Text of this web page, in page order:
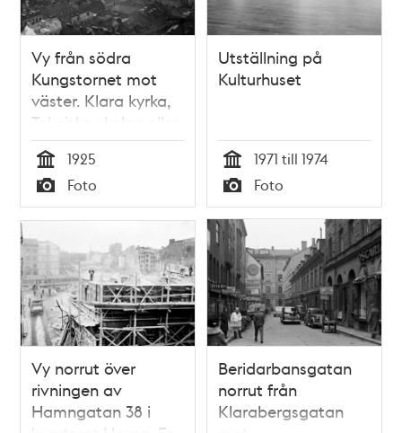
Vy från södra
Kungstornet mot
väster. Klara kyrka,
Tekniska skolan eller
Konstfackskolan på
Mäster
Samuelsgatan 44
och Stadshuset. I
och Högalidskyrkan.
Tid
1925
Typ
Foto
Utställning på
Kulturhuset
Tid
1971 till 1974
Typ
Foto
Vy norrut över
rivningen av
Hamngatan 38 i
Beridarbansgatan
norrut från
Klarabergsgatan